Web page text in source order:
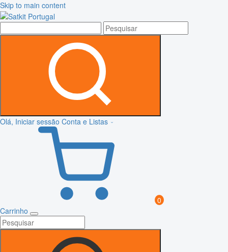
Skip to main content
Olá, Iniciar sessão Conta e Listas
0
Carrinho